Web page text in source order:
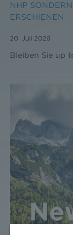
NHP
ERSCHIENEN
20. Juli 2026
Bleiben Sie up